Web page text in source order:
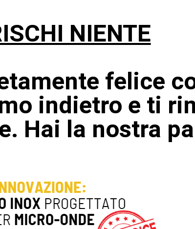
NIENTE
felice
indietro e ti
Hai la nostra